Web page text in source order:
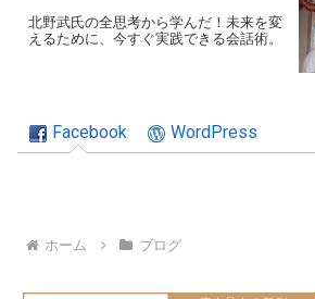
北野武氏の全思考から学んだ！未来を変
えるために、今すぐ実践できる会話術。
Facebook WordPress
ホーム ブログ